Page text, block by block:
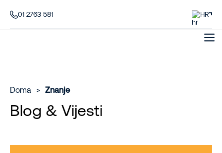
01 2763 581 HR
Doma > Znanje
Blog & Vijesti